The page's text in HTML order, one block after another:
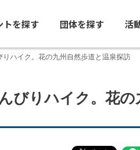
トを探す 団体を探す 活
りハイク。花の九州自然歩道と温泉探訪
びりハイク。花